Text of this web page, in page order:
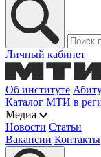
Личный кабинет
Об институте
Каталог МТИ в
Медиа
Новости Статьи
Вакансии Контакты